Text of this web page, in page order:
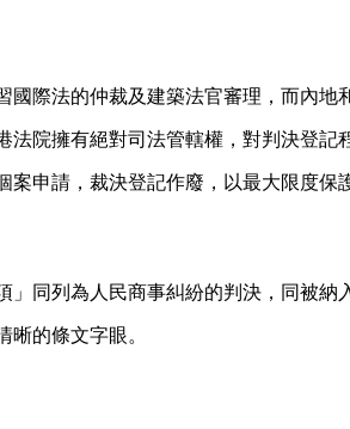
際法的仲裁及建築法官審理，而內
院擁有絕對司法管轄權，對判決登
申請，裁決登記作廢，以最大限度保
同列為人民商事糾紛的判決，同被
的條文字眼。